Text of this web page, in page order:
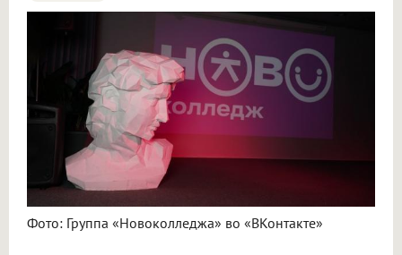
Фото: Группа «Новоколледжа» во «ВКонтакте»